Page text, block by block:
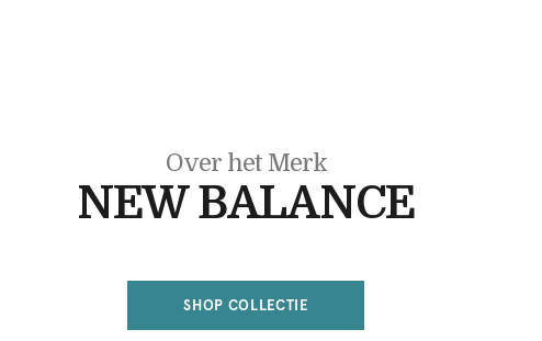
Over het Merk
NEW BALANCE
SHOP COLLECTIE